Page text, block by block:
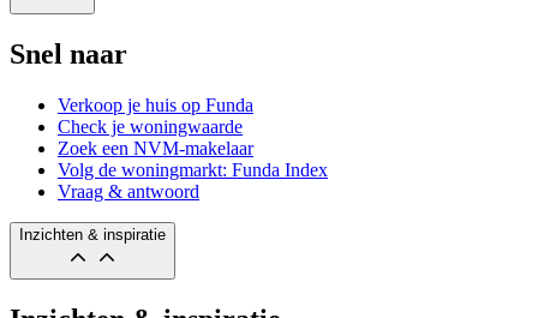
Snel naar
Verkoop je huis op Funda
Check je woningwaarde
Zoek een NVM-makelaar
Volg de woningmarkt: Funda Index
Vraag & antwoord
Inzichten & inspiratie